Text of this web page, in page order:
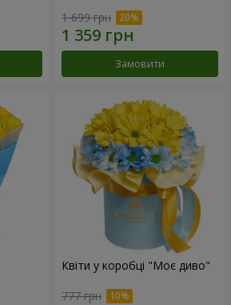
1 699 грн
Замовити
Квіти у коробці "Моє диво"
777 грн